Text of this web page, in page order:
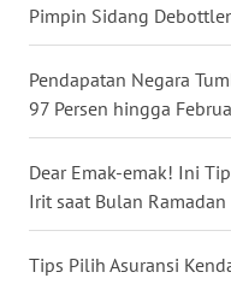
Pimpin Sidang
Pendapatan Negara
97 Persen hingga
Dear Emak-emak! Ini
Irit saat Bulan Ramadan
Tips Pilih Asuransi
WN
BENGKULU
WN
LAMPUNG
WN